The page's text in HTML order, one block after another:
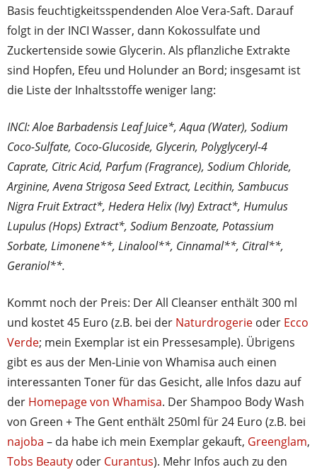
Basis feuchtigkeitsspendenden Aloe Vera-Saft. Darauf
folgt in der INCI Wasser, dann Kokossulfate und
Zuckertenside sowie Glycerin. Als pflanzliche Extrakte
sind Hopfen, Efeu und Holunder an Bord; insgesamt ist
die Liste der Inhaltsstoffe weniger lang:
INCI: Aloe Barbadensis Leaf Juice*, Aqua (Water), Sodium
Coco-Sulfate, Coco-Glucoside, Glycerin, Polyglyceryl-4
Caprate, Citric Acid, Parfum (Fragrance), Sodium Chloride,
Arginine, Avena Strigosa Seed Extract, Lecithin, Sambucus
Nigra Fruit Extract*, Hedera Helix (Ivy) Extract*, Humulus
Lupulus (Hops) Extract*, Sodium Benzoate, Potassium
Sorbate, Limonene**, Linalool**, Cinnamal**, Citral**,
Geraniol**.
Kommt noch der Preis: Der All Cleanser enthält 300 ml
und kostet 45 Euro (z.B. bei der Naturdrogerie oder Ecco
Verde; mein Exemplar ist ein Pressesample). Übrigens
gibt es aus der Men-Linie von Whamisa auch einen
interessanten Toner für das Gesicht, alle Infos dazu auf
der Homepage von Whamisa. Der Shampoo Body Wash
von Green + The Gent enthält 250ml für 24 Euro (z.B. bei
najoba – da habe ich mein Exemplar gekauft, Greenglam,
Tobs Beauty oder Curantus). Mehr Infos auch zu den